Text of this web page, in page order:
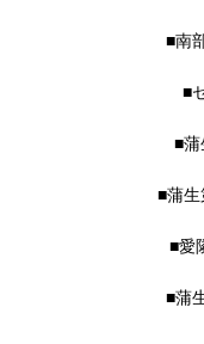
■南
■
■蒲
■蒲生
■愛
■蒲